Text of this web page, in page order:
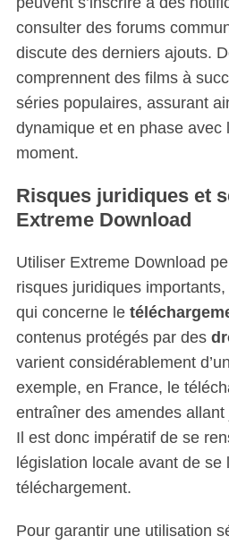
consulter des forums
discute des derniers ajouts.
comprennent des films à
séries populaires, assurant
dynamique et en phase avec
moment.
Risques juridiques et
Extreme Download
Utiliser Extreme Download
risques juridiques
qui concerne le
contenus protégés par des
varient considérablement
exemple, en France, le
entraîner des amendes allant
Il est donc impératif de se
législation locale avant de se
téléchargement.
Pour garantir une utilisation